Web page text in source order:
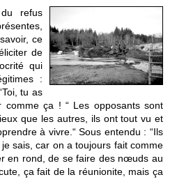
du refus
ce
de
qui
:
tu as
comme ça ! “ Les opposants sont
que les autres, ils ont tout vu et
à vivre.“ Sous entendu : “Ils
sais, car on a toujours fait comme
en rond, de se faire des nœuds au
ça fait de la réunionite, mais ça